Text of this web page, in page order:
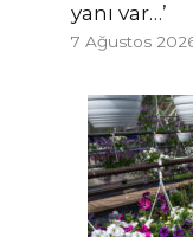
yanı var…’
7 Ağustos